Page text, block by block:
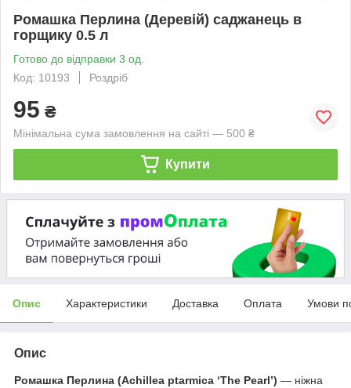
Ромашка Перлина (Деревій) саджанець в
горщику 0.5 л
Готово до відправки 3 од.
Код: 10193
Роздріб
95 ₴
Мінімальна сума замовлення на сайті — 500 ₴
Купити
Опис Характеристики Доставка Оплата Умови
Опис
Ромашка Перлина (Achillea ptarmica ‘The Pearl’) — ніжна